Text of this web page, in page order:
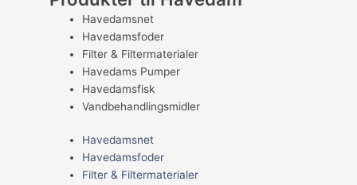
Havedamsnet
Havedamsfoder
Filter & Filtermaterialer
Havedams Pumper
Havedamsfisk
Vandbehandlingsmidler
Havedamsnet
Havedamsfoder
Filter & Filtermaterialer